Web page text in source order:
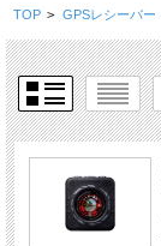
TOP > GPSレシーバー